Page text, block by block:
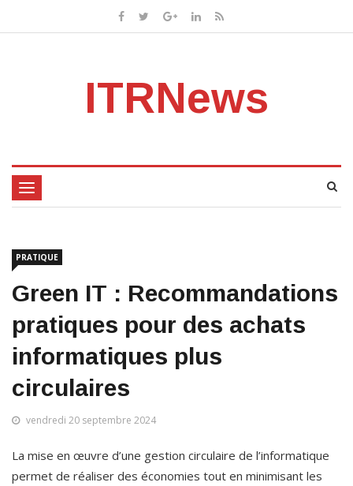
ITRNews
Toggle
navigation
PRATIQUE
Green IT : Recommandations
pratiques pour des achats
informatiques plus
circulaires
vendredi 20 septembre 2024
La mise en œuvre d’une gestion circulaire de l’informatique
permet de réaliser des économies tout en minimisant les